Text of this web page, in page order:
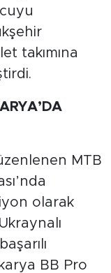
takımına
MTB
olarak
BB Pro